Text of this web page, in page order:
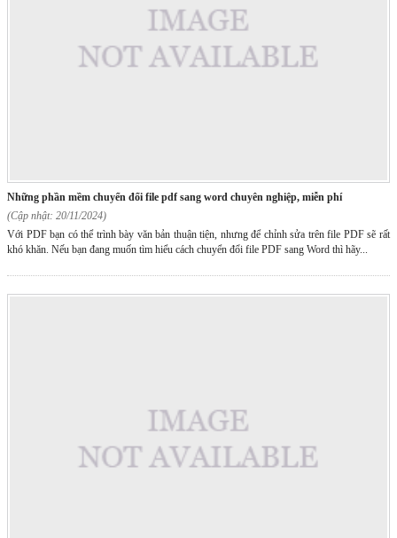
những phần mềm chuyển đổi file pdf sang word chuyên nghiệp, miễn phí
(Cập nhật: 20/11/2024)
Với PDF bạn có thể trình bày văn bản thuận tiện, nhưng để chỉnh sửa trên file PDF sẽ rất
khó khăn. Nếu bạn đang muốn tìm hiểu cách chuyển đổi file PDF sang Word thì hãy...